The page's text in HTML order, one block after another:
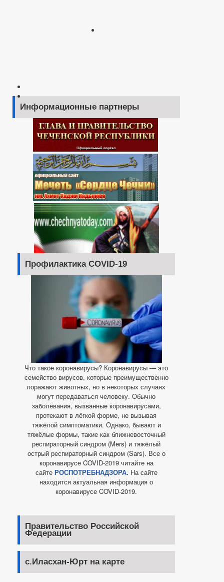
Информационные партнеры
Профилактика COVID-19
Что такое коронавирусы? Коронавирусы — это
семейство вирусов, которые преимущественно
поражают животных, но в некоторых случаях
могут передаваться человеку. Обычно
заболевания, вызванные коронавирусами,
протекают в лёгкой форме, не вызывая
тяжёлой симптоматики. Однако, бывают и
тяжёлые формы, такие как ближневосточный
респираторный синдром (Mers) и тяжёлый
острый респираторный синдром (Sars). Все о
коронавирусе COVID-2019 читайте на
сайте РОСПОТРЕБНАДЗОРА. На сайте
находится актуальная информация о
коронавирусе COVID-2019.
Правительство Российской
Федерации
с.Иласхан-Юрт на карте